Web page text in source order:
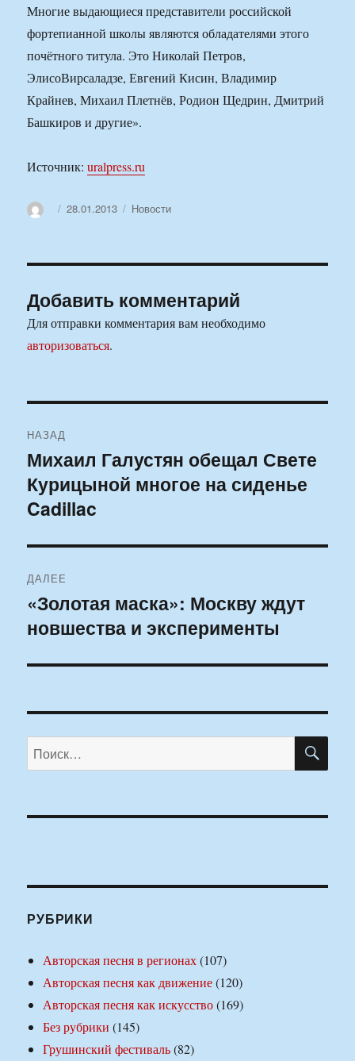
Многие выдающиеся представители российской
фортепианной школы являются обладателями этого
почётного титула. Это Николай Петров,
ЭлисоВирсаладзе, Евгений Кисин, Владимир
Крайнев, Михаил Плетнёв, Родион Щедрин, Дмитрий
Башкиров и другие».
Источник:uralpress.ru
АвторОпубликовано
28.01.2013 Рубрики
Новости
Добавить комментарий
Для отправки комментария вам необходимо
авторизоваться.
по
записям
НАЗАД
Предыдущая
запись:
Михаил Галустян обещал Свете
Курицыной многое на сиденье
Cadillac
ДАЛЕЕ
Следующая
запись:
«Золотая маска»: Москву ждут
новшества и эксперименты
Искать:
РУБРИКИ
Авторская песня в регионах(107)
Авторская песня как движение(120)
Авторская песня как искусство(169)
Без рубрики (145)
Грушинский фестиваль(82)